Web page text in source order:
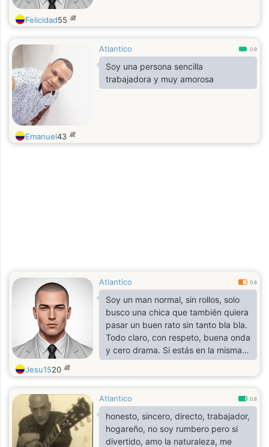
Felicidad55 歳
Atlantico 0.9
Soy una persona sencilla
trabajadora y muy amorosa
Emanuel43 歳
Atlantico 0.6
Soy un man normal, sin rollos, solo
busco una chica que también quiera
pasar un buen rato sin tanto bla bla.
Todo claro, con respeto, buena onda
y cero drama. Si estás en la misma,
escríbeme y cuadramos
Jesu1520 歳
Atlantico 0.8
honesto, sincero, directo, trabajador,
hogareño, no soy rumbero pero si
divertido, amo la naturaleza, me